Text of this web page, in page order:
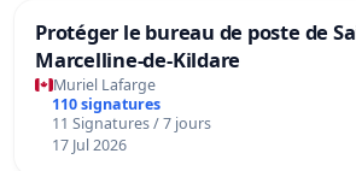
Protéger le bureau de poste de
Marcelline-de-Kildare
Muriel Lafarge
110 signatures
11 Signatures / 7 jours
17 Jul 2026